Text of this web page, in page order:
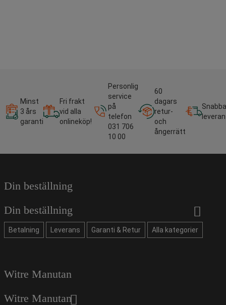
Minst
3 års
garanti
Fri frakt
vid alla
onlineköp!
Personlig
service
på
telefon
031 706
10 00
60
dagars
retur-
och
ångerrätt
Snabba
Din beställning
Din beställning
Betalning Leverans Garanti & Retur Alla kategorier
Witre Manutan
Witre Manutan